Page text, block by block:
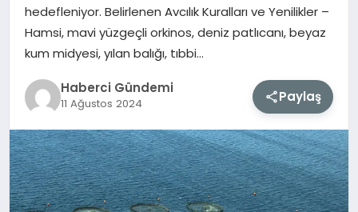
SAĞLIK
TEKNOLOJI
hedefleniyor. Belirlenen Avcılık Kuralları ve Yenilikler –
Hamsi, mavi yüzgeçli orkinos, deniz patlıcanı, beyaz
kum midyesi, yılan balığı, tıbbi…
Haberci Gündemi
11 Ağustos 2024 Paylaş